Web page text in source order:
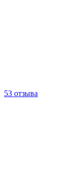
53 отзыва